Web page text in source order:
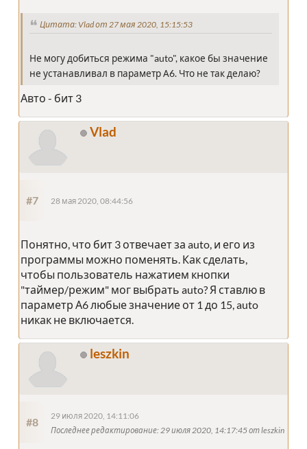
Цитата: Vlad от 27 мая 2020, 15:15:53
Не могу добиться режима "auto", какое бы значение
не устанавливал в параметр А6. Что не так делаю?
Авто - бит 3
Vlad
#7 28 мая 2020, 08:44:56
Понятно, что бит 3 отвечает за auto, и его из
программы можно поменять. Как сделать,
чтобы пользователь нажатием кнопки
"таймер/режим" мог выбрать auto? Я ставлю в
параметр А6 любые значение от 1 до 15, auto
никак не включается.
leszkin
#8
29 июля 2020, 14:11:06
Последнее редактирование: 29 июля 2020, 14:17:45 от leszkin